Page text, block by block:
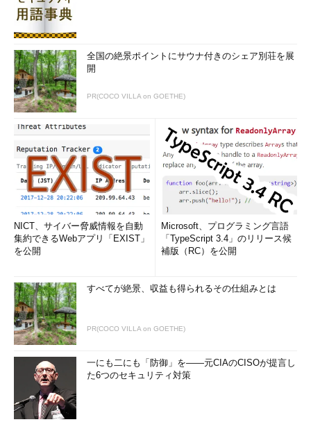
全国の絶景ポイントにサウナ付きのシェア別荘を展
開
PR(COCO VILLA on GOETHE)
NICT、サイバー脅威情報を自動
集約できるWebアプリ「EXIST」
を公開
Microsoft、プログラミング言語
「TypeScript 3.4」のリリース候
補版（RC）を公開
すべてが絶景、収益も得られるその仕組みとは
PR(COCO VILLA on GOETHE)
一にも二にも「防御」を――元CIAのCISOが提言し
た6つのセキュリティ対策